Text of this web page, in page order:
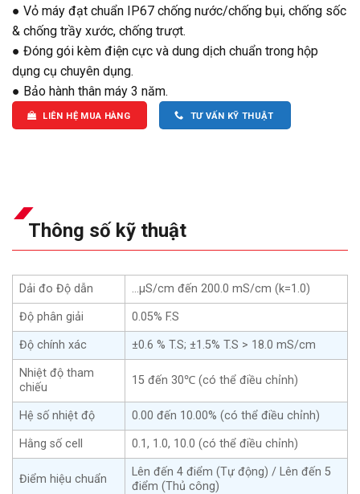
● Vỏ máy đạt chuẩn IP67 chống nước/chống bụi, chống sốc
& chống trầy xước, chống trượt.
● Đóng gói kèm điện cực và dung dịch chuẩn trong hộp
dụng cụ chuyên dụng.
● Bảo hành thân máy 3 năm.
LIÊN HỆ MUA HÀNG TƯ VẤN KỸ THUẬT
Thông số kỹ thuật
Dải đo Độ dẫn …μS/cm đến 200.0 mS/cm (k=1.0)
Độ phân giải 0.05% F.S
Độ chính xác ±0.6 % T.S; ±1.5% T.S > 18.0 mS/cm
Nhiệt độ tham
chiếu
15 đến 30℃ (có thể điều chỉnh)
Hệ số nhiệt độ 0.00 đến 10.00% (có thể điều chỉnh)
Hằng số cell 0.1, 1.0, 10.0 (có thể điều chỉnh)
Điểm hiệu chuẩn
Lên đến 4 điểm (Tự động) / Lên đến 5
điểm (Thủ công)